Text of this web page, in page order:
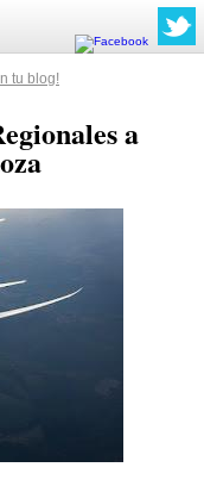
tu blog!
a